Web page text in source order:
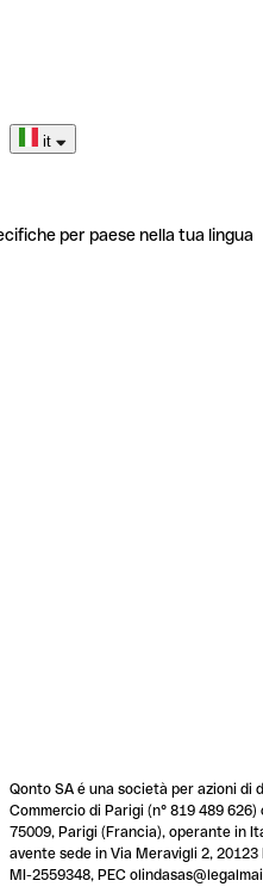
it
per paese nella tua lingua
Qonto SA é una società per azioni
Commercio di Parigi (n° 819 489
75009, Parigi (Francia), operante in
avente sede in Via Meravigli 2, 20123
MI-2559348, PEC